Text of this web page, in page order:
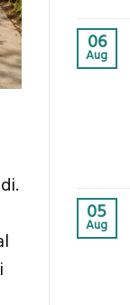
06
Aug
05
Aug